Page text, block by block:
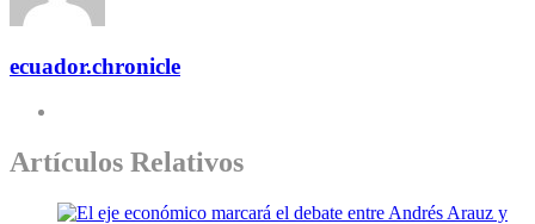
ecuador.chronicle
Artículos Relativos